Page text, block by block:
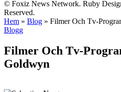
© Foxiz News Network. Ruby
Reserved.
Hem » Blog » Filmer Och Tv-
Blogg
Filmer Och Tv-
Goldwyn